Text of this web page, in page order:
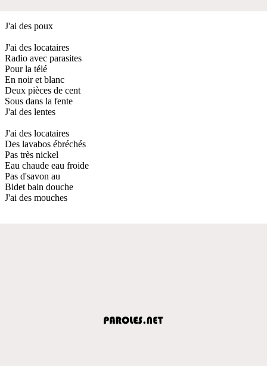
J'ai des poux
J'ai des locataires
Radio avec parasites
Pour la télé
En noir et blanc
Deux pièces de cent
Sous dans la fente
J'ai des lentes
J'ai des locataires
Des lavabos ébréchés
Pas très nickel
Eau chaude eau froide
Pas d'savon au
Bidet bain douche
J'ai des mouches